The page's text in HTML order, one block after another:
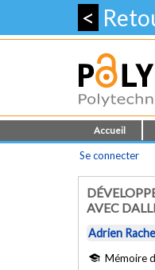
<
Accueil
Se connecter
AVEC
Adrien
Mémoire